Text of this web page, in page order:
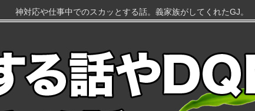
神対応や仕事中でのスカッとする話。義家族がしてくれたGJ。